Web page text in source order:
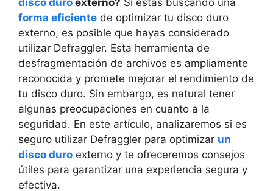
forma eficiente de optimizar tu disco duro
externo, es posible que hayas considerado
utilizar Defraggler. Esta herramienta de
desfragmentación de archivos es ampliamente
reconocida y promete mejorar el rendimiento de
tu disco duro. Sin embargo, es natural tener
algunas preocupaciones en cuanto a la
seguridad. En este artículo, analizaremos si es
seguro utilizar Defraggler para optimizar un
disco duro externo y te ofreceremos consejos
útiles para garantizar una experiencia segura y
efectiva.